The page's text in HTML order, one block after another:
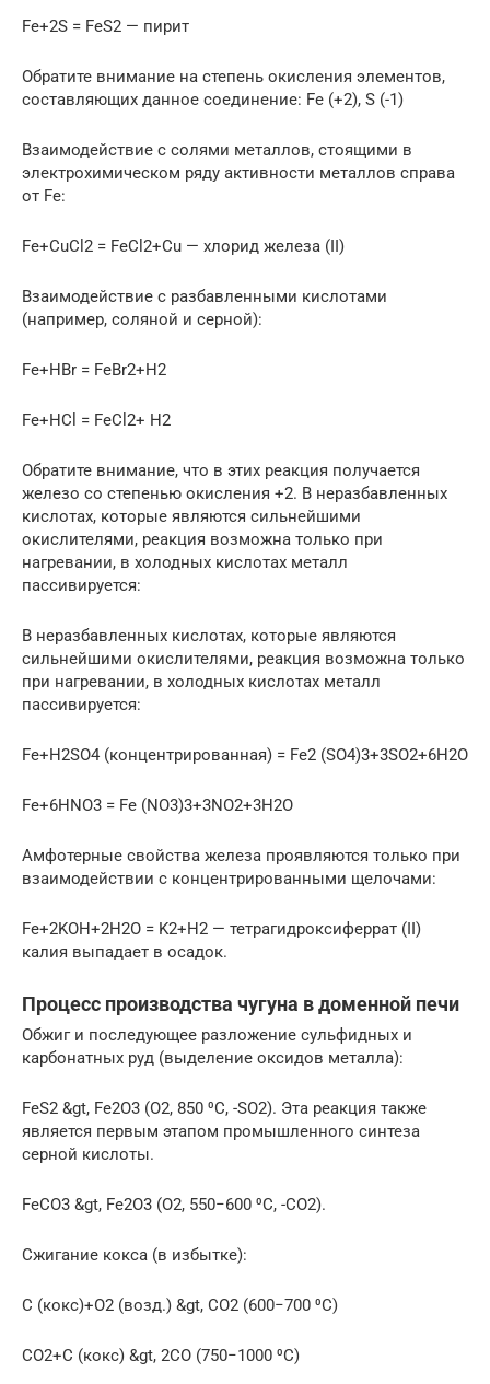
Fe+2S = FeS2 — пирит
Обратите внимание на степень окисления элементов,
составляющих данное соединение: Fe (+2), S (-1)
Взаимодействие с солями металлов, стоящими в
электрохимическом ряду активности металлов справа
от Fe:
Fe+CuCl2 = FeCl2+Cu — хлорид железа (II)
Взаимодействие с разбавленными кислотами
(например, соляной и серной):
Fe+HBr = FeBr2+H2
Fe+HCl = FeCl2+ H2
Обратите внимание, что в этих реакция получается
железо со степенью окисления +2. В неразбавленных
кислотах, которые являются сильнейшими
окислителями, реакция возможна только при
нагревании, в холодных кислотах металл
пассивируется:
В неразбавленных кислотах, которые являются
сильнейшими окислителями, реакция возможна только
при нагревании, в холодных кислотах металл
пассивируется:
Fe+H2SO4 (концентрированная) = Fe2 (SO4)3+3SO2+6H2O
Fe+6HNO3 = Fe (NO3)3+3NO2+3H2O
Амфотерные свойства железа проявляются только при
взаимодействии с концентрированными щелочами:
Fe+2KOH+2H2O = K2+H2 — тетрагидроксиферрат (II)
калия выпадает в осадок.
Процесс производства чугуна в доменной печи
Обжиг и последующее разложение сульфидных и
карбонатных руд (выделение оксидов металла):
FeS2 &gt, Fe2O3 (O2, 850 ⁰C, -SO2). Эта реакция также
является первым этапом промышленного синтеза
серной кислоты.
FeCO3 &gt, Fe2O3 (O2, 550−600 ⁰C, -CO2).
Сжигание кокса (в избытке):
С (кокс)+O2 (возд.) &gt, CO2 (600−700 ⁰C)
CO2+С (кокс) &gt, 2CO (750−1000 ⁰C)